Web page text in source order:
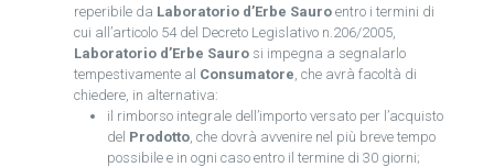
reperibile da Laboratorio d’Erbe Sauroentro i termini di
cui all’articolo 54 del Decreto Legislativo n.206/2005,
Laboratorio d’Erbe Saurosi impegna a segnalarlo
tempestivamente al Consumatore, che avrà facoltà di
chiedere, in alternativa:
il rimborso integrale dell’importo versato per l’acquisto
del Prodotto, che dovrà avvenire nel più breve tempo
possibile e in ogni caso entro il termine di 30 giorni;